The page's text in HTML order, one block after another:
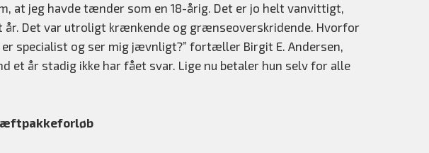
at jeg havde tænder som en 18-årig. Det er jo helt vanvittigt,
år. Det var utroligt krænkende og grænseoverskridende. Hvorfor
specialist og ser mig jævnligt?” fortæller Birgit E. Andersen,
et år stadig ikke har fået svar. Lige nu betaler hun selv for alle